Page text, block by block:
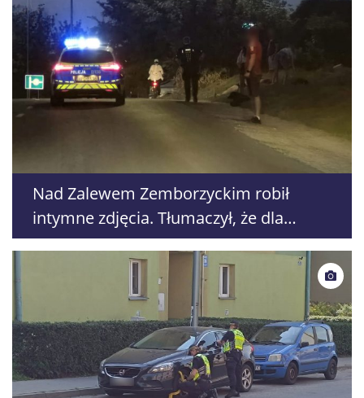
Nad Zalewem Zemborzyckim robił
intymne zdjęcia. Tłumaczył, że dla
kobiety poznanej w internecie